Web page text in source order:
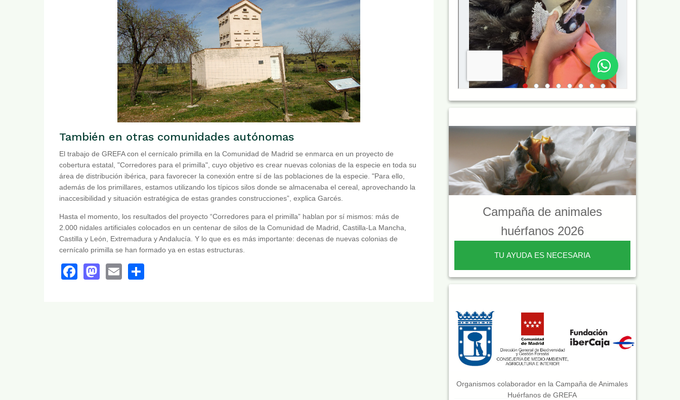
También en otras comunidades autónomas
El trabajo de GREFA con el cernícalo primilla en la Comunidad de Madrid se enmarca en un proyecto de
cobertura estatal, "Corredores para el primilla", cuyo objetivo es crear nuevas colonias de la especie en toda su
área de distribución ibérica, para favorecer la conexión entre sí de las poblaciones de la especie. "Para ello,
además de los primillares, estamos utilizando los típicos silos donde se almacenaba el cereal, aprovechando la
inaccesibilidad y situación estratégica de estas grandes construcciones”, explica Garcés.
Hasta el momento, los resultados del proyecto “Corredores para el primilla” hablan por sí mismos: más de
2.000 nidales artificiales colocados en un centenar de silos de la Comunidad de Madrid, Castilla-La Mancha,
Castilla y León, Extremadura y Andalucía. Y lo que es es más importante: decenas de nuevas colonias de
cernícalo primilla se han formado ya en estas estructuras.
Facebook
Mastodon
Email
Campaña de animales
huérfanos 2026
TU AYUDA ES NECESARIA
Organismos colaborador en la Campaña de Animales
Huérfanos de GREFA